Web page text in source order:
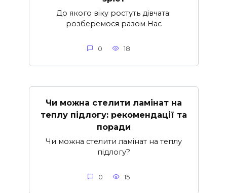
До якого віку ростуть дівчата:
розберемося разом Нас
0 18
Чи можна стелити ламінат на
теплу підлогу: рекомендації та
поради
Чи можна стелити ламінат на теплу
підлогу?
0 15